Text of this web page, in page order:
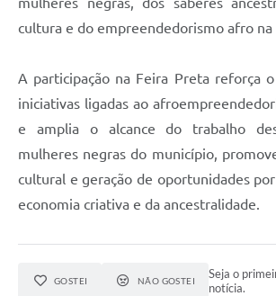
cultura e do empreendedorismo afro na
A participação na Feira Preta reforça
iniciativas ligadas ao
e amplia o alcance do trabalho
mulheres negras do município,
cultural e geração de oportunidades
economia criativa e da ancestralidade.
GOSTEI NÃO GOSTEI
Seja o
notícia.